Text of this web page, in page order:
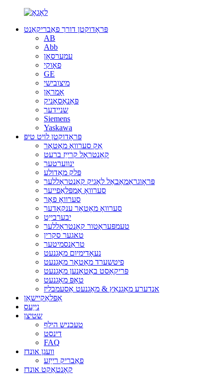
פּראָדוקטן דורך פאַבריקאַנט
AB
Abb
עמערסאָן
פאָוקי
GE
מיצובישי
אָמראָן
פּאַנאַסאָניק
שניידער
Siemens
Yaskawa
פּראָדוקטן לויט טיפּ
אַק סערוואָ מאָטאָר
קאָנטראָל קרייַז ברעט
ינווערטער
פּלק מאָדולע
פּראָוגראַמאַבאַל לאָגיק קאָנטראָללער
סערוואָ אַמפּלאַפייער
סערוואָ פאָר
סערוואָ מאָטאָר ענקאָדער
יבערבייַט
טעמפּעראַטור קאָנטראָללער
טאגער סקרין
טראַנסמיטער
נעאָדימיום מאַגנעט
פיטשערד מאָטאָר מאַגנעט
פּריקאַסט באַטאָנען מאַגנעט
טאָפּ מאַגנעט
אנדערע מאַגנאַץ & מאַגנעט אַסעמבליז
אַפּלאַקיישאַן
נייַעס
שטיצן
טעכניש הילף
דינסט
FAQ
וועגן אונדז
פאַבריק רייַזע
קאָנטאַקט אונדז